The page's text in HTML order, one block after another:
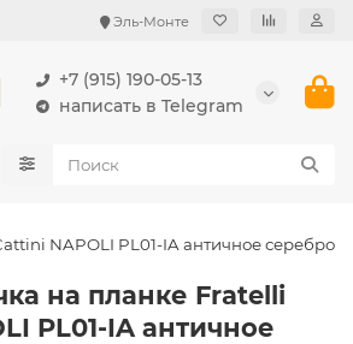
Эль-Монте
+7 (915) 190-05-13
написать в Telegram
NAPOLI PL01-IA античное серебро
на планке Fratelli
PL01-IA античное